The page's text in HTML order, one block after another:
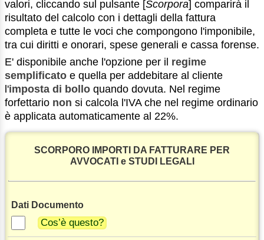
valori, cliccando sul pulsante [Scorpora] comparirà il
risultato del calcolo con i dettagli della fattura
completa e tutte le voci che compongono l'imponibile,
tra cui diritti e onorari, spese generali e cassa forense.
E' disponibile anche l'opzione per il regime
semplificato e quella per addebitare al cliente
l'imposta di bollo quando dovuta. Nel regime
forfettario non si calcola l'IVA che nel regime ordinario
è applicata automaticamente al 22%.
SCORPORO IMPORTI DA FATTURARE PER
AVVOCATI e STUDI LEGALI
Dati Documento
Cos’è questo?